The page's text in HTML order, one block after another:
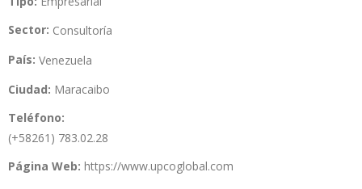
Sector: Consultoría
País: Venezuela
Ciudad: Maracaibo
Teléfono:
(+58261) 783.02.28
Página Web: https://www.upcoglobal.com